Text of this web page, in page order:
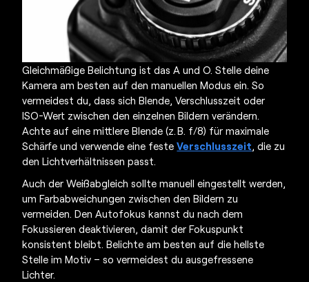
Gleichmäßige Belichtung ist das A und O. Stelle deine
Kamera am besten auf den manuellen Modus ein. So
vermeidest du, dass sich Blende, Verschlusszeit oder
ISO-Wert zwischen den einzelnen Bildern verändern.
Achte auf eine mittlere Blende (z. B. f/8) für maximale
Schärfe und verwende eine feste Verschlusszeit, die zu
den Lichtverhältnissen passt.
Auch der Weißabgleich sollte manuell eingestellt werden,
um Farbabweichungen zwischen den Bildern zu
vermeiden. Den Autofokus kannst du nach dem
Fokussieren deaktivieren, damit der Fokuspunkt
konsistent bleibt. Belichte am besten auf die hellste
Stelle im Motiv – so vermeidest du ausgefressene
Lichter.